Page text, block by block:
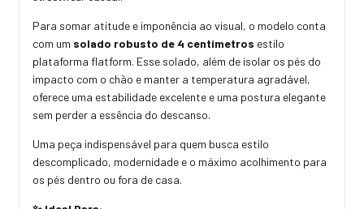
Para somar atitude e imponência ao visual, o modelo conta
com um solado robusto de 4 centímetros estilo
plataforma flatform. Esse solado, além de isolar os pés do
impacto com o chão e manter a temperatura agradável,
oferece uma estabilidade excelente e uma postura elegante
sem perder a essência do descanso.
Uma peça indispensável para quem busca estilo
descomplicado, modernidade e o máximo acolhimento para
os pés dentro ou fora de casa.